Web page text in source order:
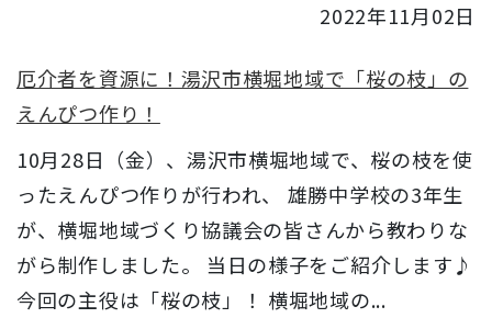
2022年11月02日
厄介者を資源に！湯沢市横堀地域で「桜の枝」の
えんぴつ作り！
10月28日（金）、湯沢市横堀地域で、桜の枝を使
ったえんぴつ作りが行われ、 雄勝中学校の3年生
が、横堀地域づくり協議会の皆さんから教わりな
がら制作しました。 当日の様子をご紹介します♪
今回の主役は「桜の枝」！ 横堀地域の...